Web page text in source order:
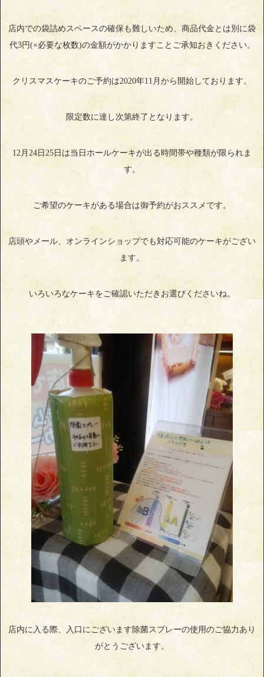
店内での袋詰めスペースの確保も難しいため、商品代金とは別に袋
代3円(×必要な枚数)の金額がかかりますことご承知おきください。
クリスマスケーキのご予約は2020年11月から開始しております。
限定数に達し次第終了となります。
12月24日25日は当日ホールケーキが出る時間帯や種類が限られま
す。
ご希望のケーキがある場合は御予約がおススメです。
店頭やメール、オンラインショップでも対応可能のケーキがござい
ます。
いろいろなケーキをご確認いただきお選びくださいね。
店内に入る際、入口にございます除菌スプレーの使用のご協力あり
がとうございます。